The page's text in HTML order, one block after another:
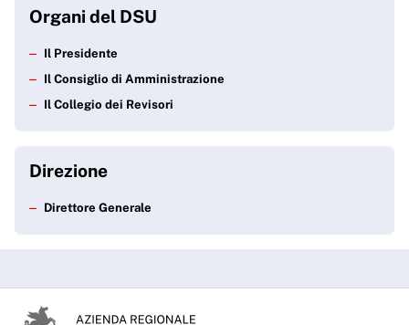
Organi del DSU
Il Presidente
Il Consiglio di Amministrazione
Il Collegio dei Revisori
Direzione
Direttore Generale